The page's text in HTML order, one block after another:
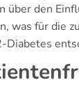
über den
was für die
Diabetes